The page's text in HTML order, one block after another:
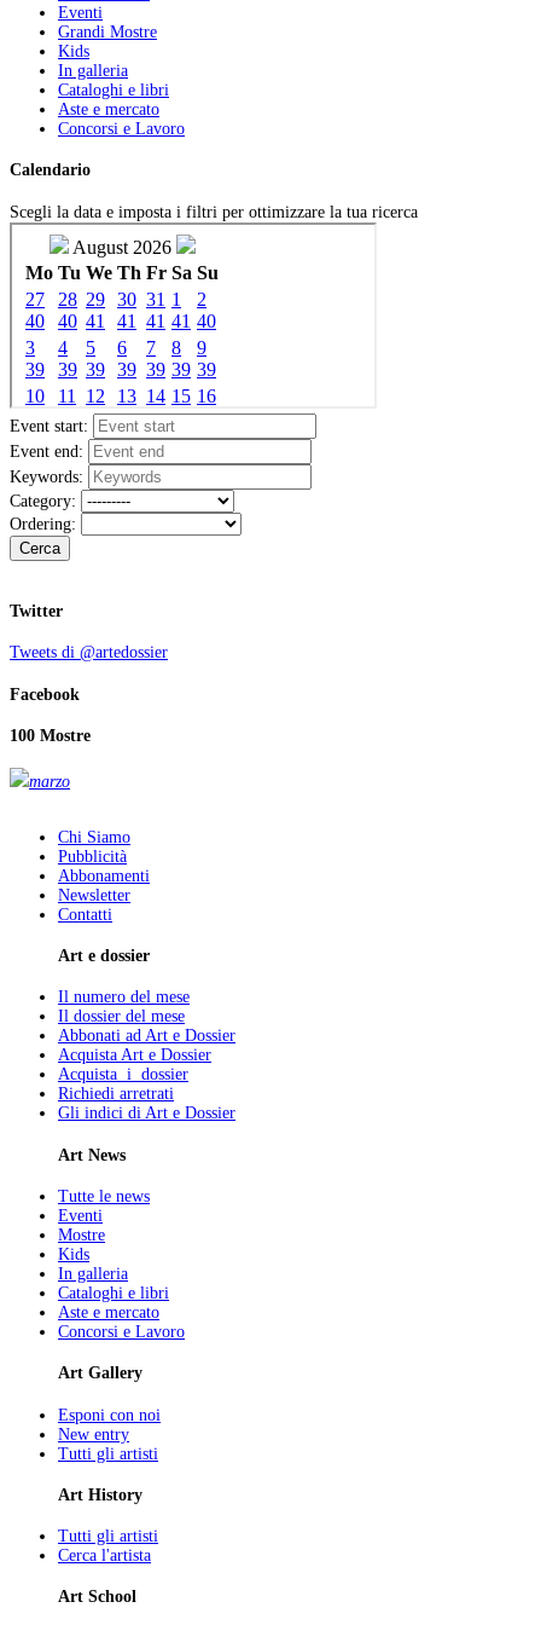
Eventi
Grandi Mostre
Kids
In galleria
Cataloghi e libri
Aste e mercato
Concorsi e Lavoro
Calendario
Scegli la data e imposta i filtri per ottimizzare la tua ricerca
Event start:
Event end:
Keywords:
Category:
Ordering:
Cerca
Twitter
Tweets di @artedossier
Facebook
100 Mostre
marzo
Chi Siamo
Pubblicità
Abbonamenti
Newsletter
Contatti
Art e dossier
Il numero del mese
Il dossier del mese
Abbonati ad Art e Dossier
Acquista Art e Dossier
Acquista i dossier
Richiedi arretrati
Gli indici di Art e Dossier
Art News
Tutte le news
Eventi
Mostre
Kids
In galleria
Cataloghi e libri
Aste e mercato
Concorsi e Lavoro
Art Gallery
Esponi con noi
New entry
Tutti gli artisti
Art History
Tutti gli artisti
Cerca l'artista
Art School